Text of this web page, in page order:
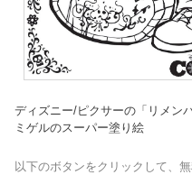
ディズニー/ピクサーの「リメン
ミゲルのスーパー塗り絵
以下のボタンをクリックして、